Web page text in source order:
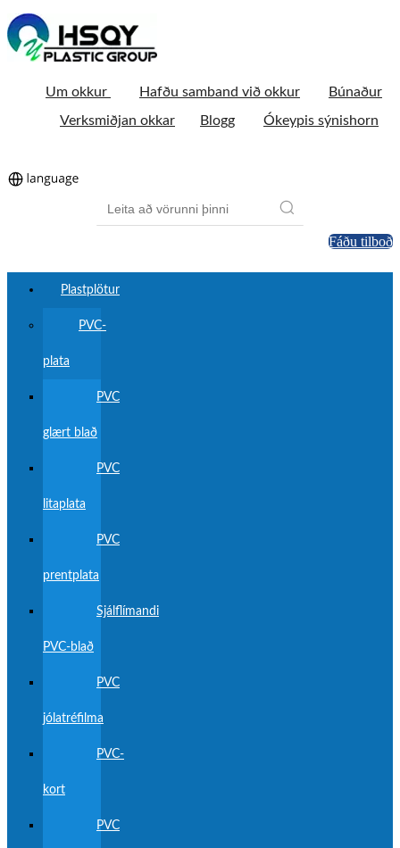
Um okkur Hafðu samband við okkur
Búnaður
Verksmiðjan okkar
Blogg Ókeypis sýnishorn
Fáðu tilboð
Plastplötur
PVC-
plata
PVC
glært blað
PVC
litaplata
PVC
prentplata
Sjálflímandi
PVC-blað
PVC
jólatréfilma
PVC-
kort
PVC